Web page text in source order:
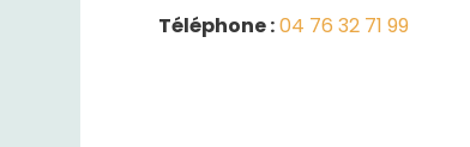
Téléphone : 04 76 32 71 99